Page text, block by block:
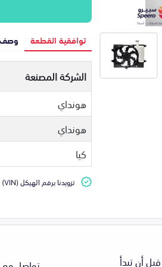
توافقية القطعة وصف
الشركة المصنعة
هونداي
هونداي
كيا
تزويدنا برقم الهيكل (VIN) في صفحة السلة يضمن التطابق التام للقطعة مع سيارتك
قبل أن تبدأ